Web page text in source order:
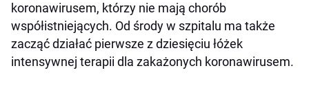
koronawirusem, którzy nie mają chorób
współistniejących. Od środy w szpitalu ma także
zacząć działać pierwsze z dziesięciu łóżek
intensywnej terapii dla zakażonych koronawirusem.